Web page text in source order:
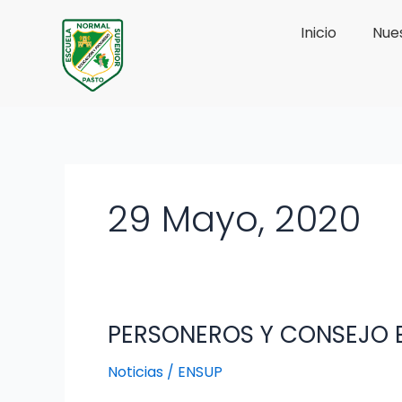
contenido
Inicio
29 Mayo, 2020
PERSONEROS Y CONSEJO
Noticias / ENSUP
PERSONEROS
CONSEJO